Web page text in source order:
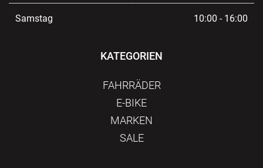
Samstag 10:00 - 16:00
KATEGORIEN
FAHRRÄDER
E-BIKE
MARKEN
SALE